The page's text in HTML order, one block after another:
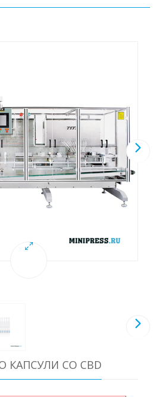
КАПСУЛИ СО CBD